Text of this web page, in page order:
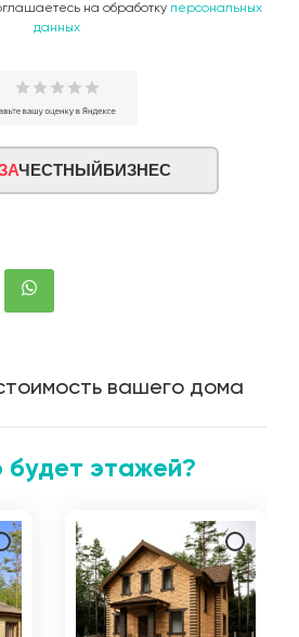
на обработку персональных
данных
ЧЕСТНЫЙБИЗНЕС
вашего дома
будет этажей?